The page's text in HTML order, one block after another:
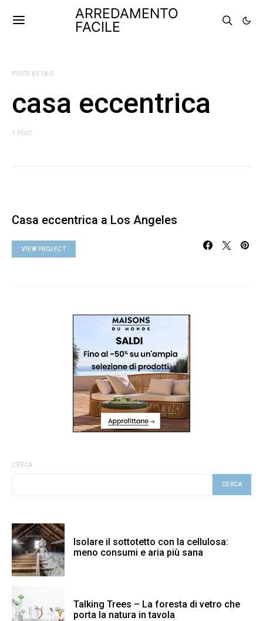
ARREDAMENTO
FACILE
POSTS BY TAG
casa eccentrica
1 POST
Casa eccentrica a Los Angeles
VIEW PROJECT
CERCA
CERCA
Isolare il sottotetto con la cellulosa:
meno consumi e aria più sana
Talking Trees – La foresta di vetro che
porta la natura in tavola